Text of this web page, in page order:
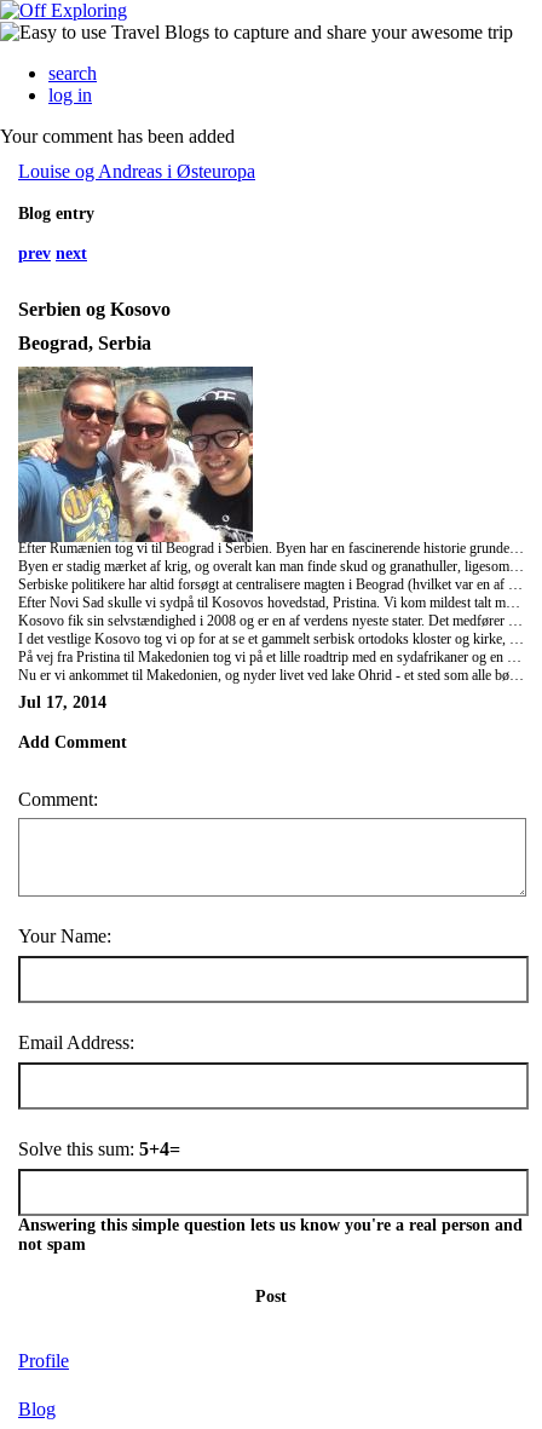
search
log in
Your comment has been added
Louise og Andreas i Østeuropa
Blog entry
prev next
Serbien og Kosovo
Beograd, Serbia
Byen er stadig mærket af krig, og overalt kan man finde skud og granathuller, ligesom flere bygninger, herunder det tidligere indenrigsministerium, stadig står som synlige bombekratere efter NATO-bombningerne. 60% af byen blev ødelagt under 2. Verdenskrig - først af tyskerne og så af amerikanerne. Ikke destomindre tilbragte vi nogle dejlige dage i hovedstaden med den lokale brændevin Rakia, solnedgange og middage ved Donau, besøg på de mange party-boats og en aften med en lokal ung socialdemokratisk kvinde.
Serbiske politikere har altid forsøgt at centralisere magten i Beograd (hvilket var en af årsagerne tik Jugoslaviens fald), og det medfører stadig konflikter i dag. I det nordlige Serbien ligger Novi Sad, hvis region bidrager med 80% af Serbiens budget, og derfor mener de, at de nok godt selv ville kunne klare sig. Byen er også hvert år vært for musikfestivalen Exit Festival, der bliver afholdt på byens gamle fæstning med op til 200.000 deltagere. Vi skulle mødes med en lokal student, som vi kendte gennem DSU, og det viste sig at blive et et godt bekendtskab. Han havde egen bil, og vi fik lov at bo i hans lejlighed. Om aftenen så vi VM finalen hjemme hos hans far sammen med hans minischnauser Niki, og grundet hundes tyske afstamning var der ingen tvivl om, hvem vi holdt med. Natten blev tilbragt med lytte til DJs fra musikfestivalen, hvor den sidste gik på kl. 06.30!
Efter Novi Sad skulle vi sydpå til Kosovos hovedstad, Pristina. Vi kom mildest talt med en meget uheldig og meget gammel bus, hvor højdepunktet var at krydse Donau på motorvejen med 28 km/t med Andreas på forsædet uden sele og uden sidedør, og en anelse mere presset Louise længere nede i bussen. Turen der skulle tage 1 time tog i stedet 2,5 timer, så vi missede bussen til Kosovo, og måtte tage en senere bus, så vi var i Kosovo kl. 4 om natten. Ikke den bedste start.
Kosovo fik sin selvstændighed i 2008 og er en af verdens nyeste stater. Det medfører en del udfordringer, når en stats institutioner ikke har haft så lang tids erfaring. I Pristina (byen der har statue af Bill Clinton og en vej der hedder George Bush) er byen tredoblet på 10 år, og der medfører store udfordringer med manglende vand, kloakoversvømmelser, problemer med internet, trafik, forurening og en arbejdsløshed over 50%. Derudover er det ikke just en smuk by, og et magasin har kåret deres bibliotek som en af verdens 10 grimmestes bygninger. Det var virkelig også iøjefaldende specielt. Vi boede på et hostel som var ejet af en ung amerikansk kvinde, og som virkede som centrum for de internationale, der boede i Pristina, så det var rigtig spændende at tale med dem, der var i praktik i udenrigsministeriet, arbejdede som journalist eller med homoseksuelles rettigheder.
I det vestlige Kosovo tog vi op for at se et gammelt serbisk ortodoks kloster og kirke, som giver anledning til en del konflikt efter som den ligger i Kosovo. I Kosovo er 90% muslimer og for de kristne serbere er dette sted, hvad Peterskirken er for katolikker. Selvom det var en lang tur var det interessant at hilse på de italienske Nato-soldater, der bevogtede klosteret, og selvom vi efterhånden har set en del freskomalerier i kirke (Louise mener ligefrem vi har set nok) så slog denne kirke dem alle. Turen derop tog os også gennem et par byer, hvor vi så Kosovos fattigdom. Der er tiggende børn i hele Østeuropa, men her var det slemt, og næsten lige så slemt for Louise var de hjemløse hundehvalpe.
På vej fra Pristina til Makedonien tog vi på et lille roadtrip med en sydafrikaner og en brite. Vi ville ud til en lille landsby i bjergene, hvor Moder Teresa fik sit kald fra Gud som 17-årig; Letnica. Det var en smuk tur derud, og i den beskedne kirke så vi den 400 år gamle udskårne træstatue af den sorte Madonna, som flere skulle have set græde.
Nu er vi ankommet til Makedonien, og nyder livet ved lake Ohrid - et sted som alle bør unde sig selv. Vi er begge solskoldet, og Andreas er ædt op af myg. Men Louise har fået fem forskellige smykker og Andreas fem øl, så alle er glade.
Jul 17, 2014
Add Comment
Comment:
Your Name:
Email Address:
Solve this sum: 5+4=
Answering this simple question lets us know you're a real person and
not spam
Post
Profile
Blog